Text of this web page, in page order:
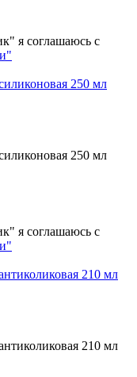
я соглашаюсь с
250 мл
250 мл
я соглашаюсь с
210 мл
210 мл